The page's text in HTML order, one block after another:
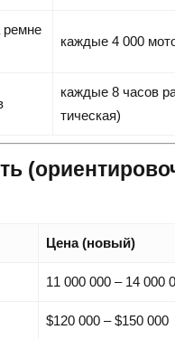
ремне
каждые 4 000
каждые 8 часов
тическая)
Цена (новый)
11 000 000 – 14 000
$120 000 – $150 000